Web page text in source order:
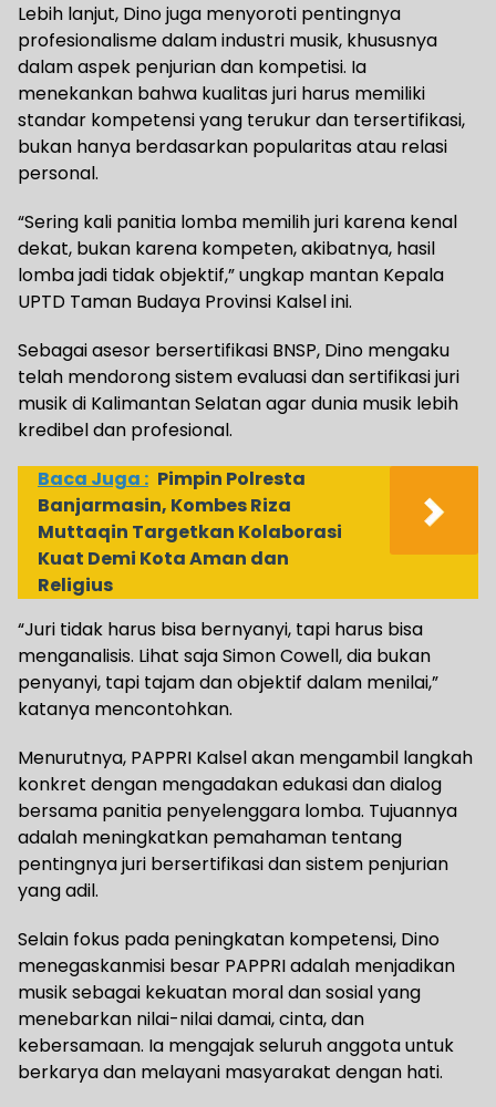
Lebih lanjut, Dino juga menyoroti pentingnya
profesionalisme dalam industri musik, khususnya
dalam aspek penjurian dan kompetisi. Ia
menekankan bahwa kualitas juri harus memiliki
standar kompetensi yang terukur dan tersertifikasi,
bukan hanya berdasarkan popularitas atau relasi
personal.
“Sering kali panitia lomba memilih juri karena kenal
dekat, bukan karena kompeten, akibatnya, hasil
lomba jadi tidak objektif,” ungkap mantan Kepala
UPTD Taman Budaya Provinsi Kalsel ini.
Sebagai asesor bersertifikasi BNSP, Dino mengaku
telah mendorong sistem evaluasi dan sertifikasi juri
musik di Kalimantan Selatan agar dunia musik lebih
kredibel dan profesional.
Baca Juga : Pimpin Polresta
Banjarmasin, Kombes Riza
Muttaqin Targetkan Kolaborasi
Kuat Demi Kota Aman dan
Religius
“Juri tidak harus bisa bernyanyi, tapi harus bisa
menganalisis. Lihat saja Simon Cowell, dia bukan
penyanyi, tapi tajam dan objektif dalam menilai,”
katanya mencontohkan.
Menurutnya, PAPPRI Kalsel akan mengambil langkah
konkret dengan mengadakan edukasi dan dialog
bersama panitia penyelenggara lomba. Tujuannya
adalah meningkatkan pemahaman tentang
pentingnya juri bersertifikasi dan sistem penjurian
yang adil.
Selain fokus pada peningkatan kompetensi, Dino
menegaskanmisi besar PAPPRI adalah menjadikan
musik sebagai kekuatan moral dan sosial yang
menebarkan nilai-nilai damai, cinta, dan
kebersamaan. Ia mengajak seluruh anggota untuk
berkarya dan melayani masyarakat dengan hati.